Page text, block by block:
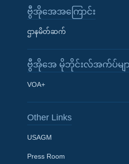
Learning English
ဘာသာစကားများ
ဗွီအိုအေအကြောင်း
ဌာနမိတ်ဆက်
ဗွီအိုအေ မိုဘိုင်းလ်အက်ပ်မျာ
VOA+
Other Links
USAGM
Press Room